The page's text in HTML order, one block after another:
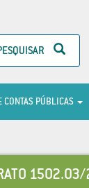
CONTAS PÚBLICAS